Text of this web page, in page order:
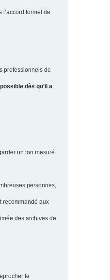
formel de
professionnels de
dès qu’il a
un ton mesuré
personnes,
recommandé aux
des archives de
le